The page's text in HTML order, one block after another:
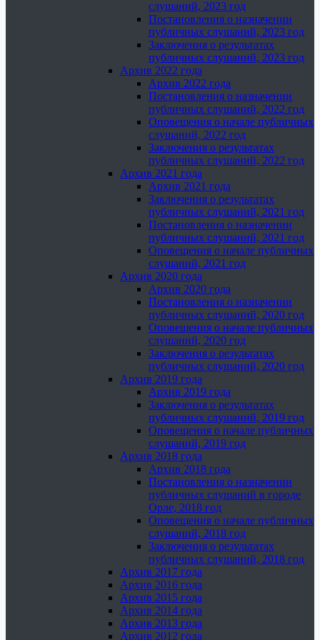
слушаний, 2023 год
Постановления о назначении
публичных слушаний, 2023 год
Заключения о результатах
публичных слушаний, 2023 год
Архив 2022 года
Архив 2022 года
Постановления о назначении
публичных слушаний, 2022 год
Оповещения о начале публичных
слушаний, 2022 год
Заключения о результатах
публичных слушаний, 2022 год
Архив 2021 года
Архив 2021 года
Заключения о результатах
публичных слушаний, 2021 год
Постановления о назначении
публичных слушаний, 2021 год
Оповещения о начале публичных
слушаний, 2021 год
Архив 2020 года
Архив 2020 года
Постановления о назначении
публичных слушаний, 2020 год
Оповещения о начале публичных
слушаний, 2020 год
Заключения о результатах
публичных слушаний, 2020 год
Архив 2019 года
Архив 2019 года
Заключения о результатах
публичных слушаний, 2019 год
Оповещения о начале публичных
слушаний, 2019 год
Архив 2018 года
Архив 2018 года
Постановления о назначении
публичных слушаний в городе
Орле, 2018 год
Оповещения о начале публичных
слушаний, 2018 год
Заключения о результатах
публичных слушаний, 2018 год
Архив 2017 года
Архив 2016 года
Архив 2015 года
Архив 2014 года
Архив 2013 года
Архив 2012 года